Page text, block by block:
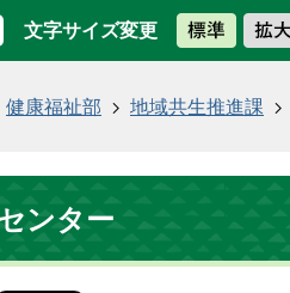
文字サイズ変更
健康福祉部 地域共生推進課
ンター